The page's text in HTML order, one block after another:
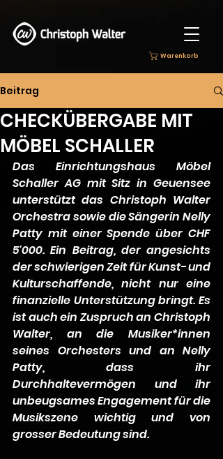
Warenkorb
Beitrag
CHECKÜBERGABE MIT
MÖBEL SCHALLER
Das Einrichtungshaus Möbel
Schaller AG mit Sitz in Geuensee
unterstützt das Christoph Walter
Orchestra sowie die Sängerin Nelly
Patty mit einer Spende über CHF
5'000. Ein Beitrag, der angesichts
der schwierigen Zeit für Kunst- und
Kulturschaffende, nicht nur eine
finanzielle Unterstützung bringt. Es
ist auch ein Zuspruch an Christoph
Walter, an die Musiker*innen
seines Orchesters und an Nelly
Patty, dass ihr
Durchhaltevermögen und ihr
unbeugsames Engagement für die
Musikszene wichtig und von
grosser Bedeutung sind.